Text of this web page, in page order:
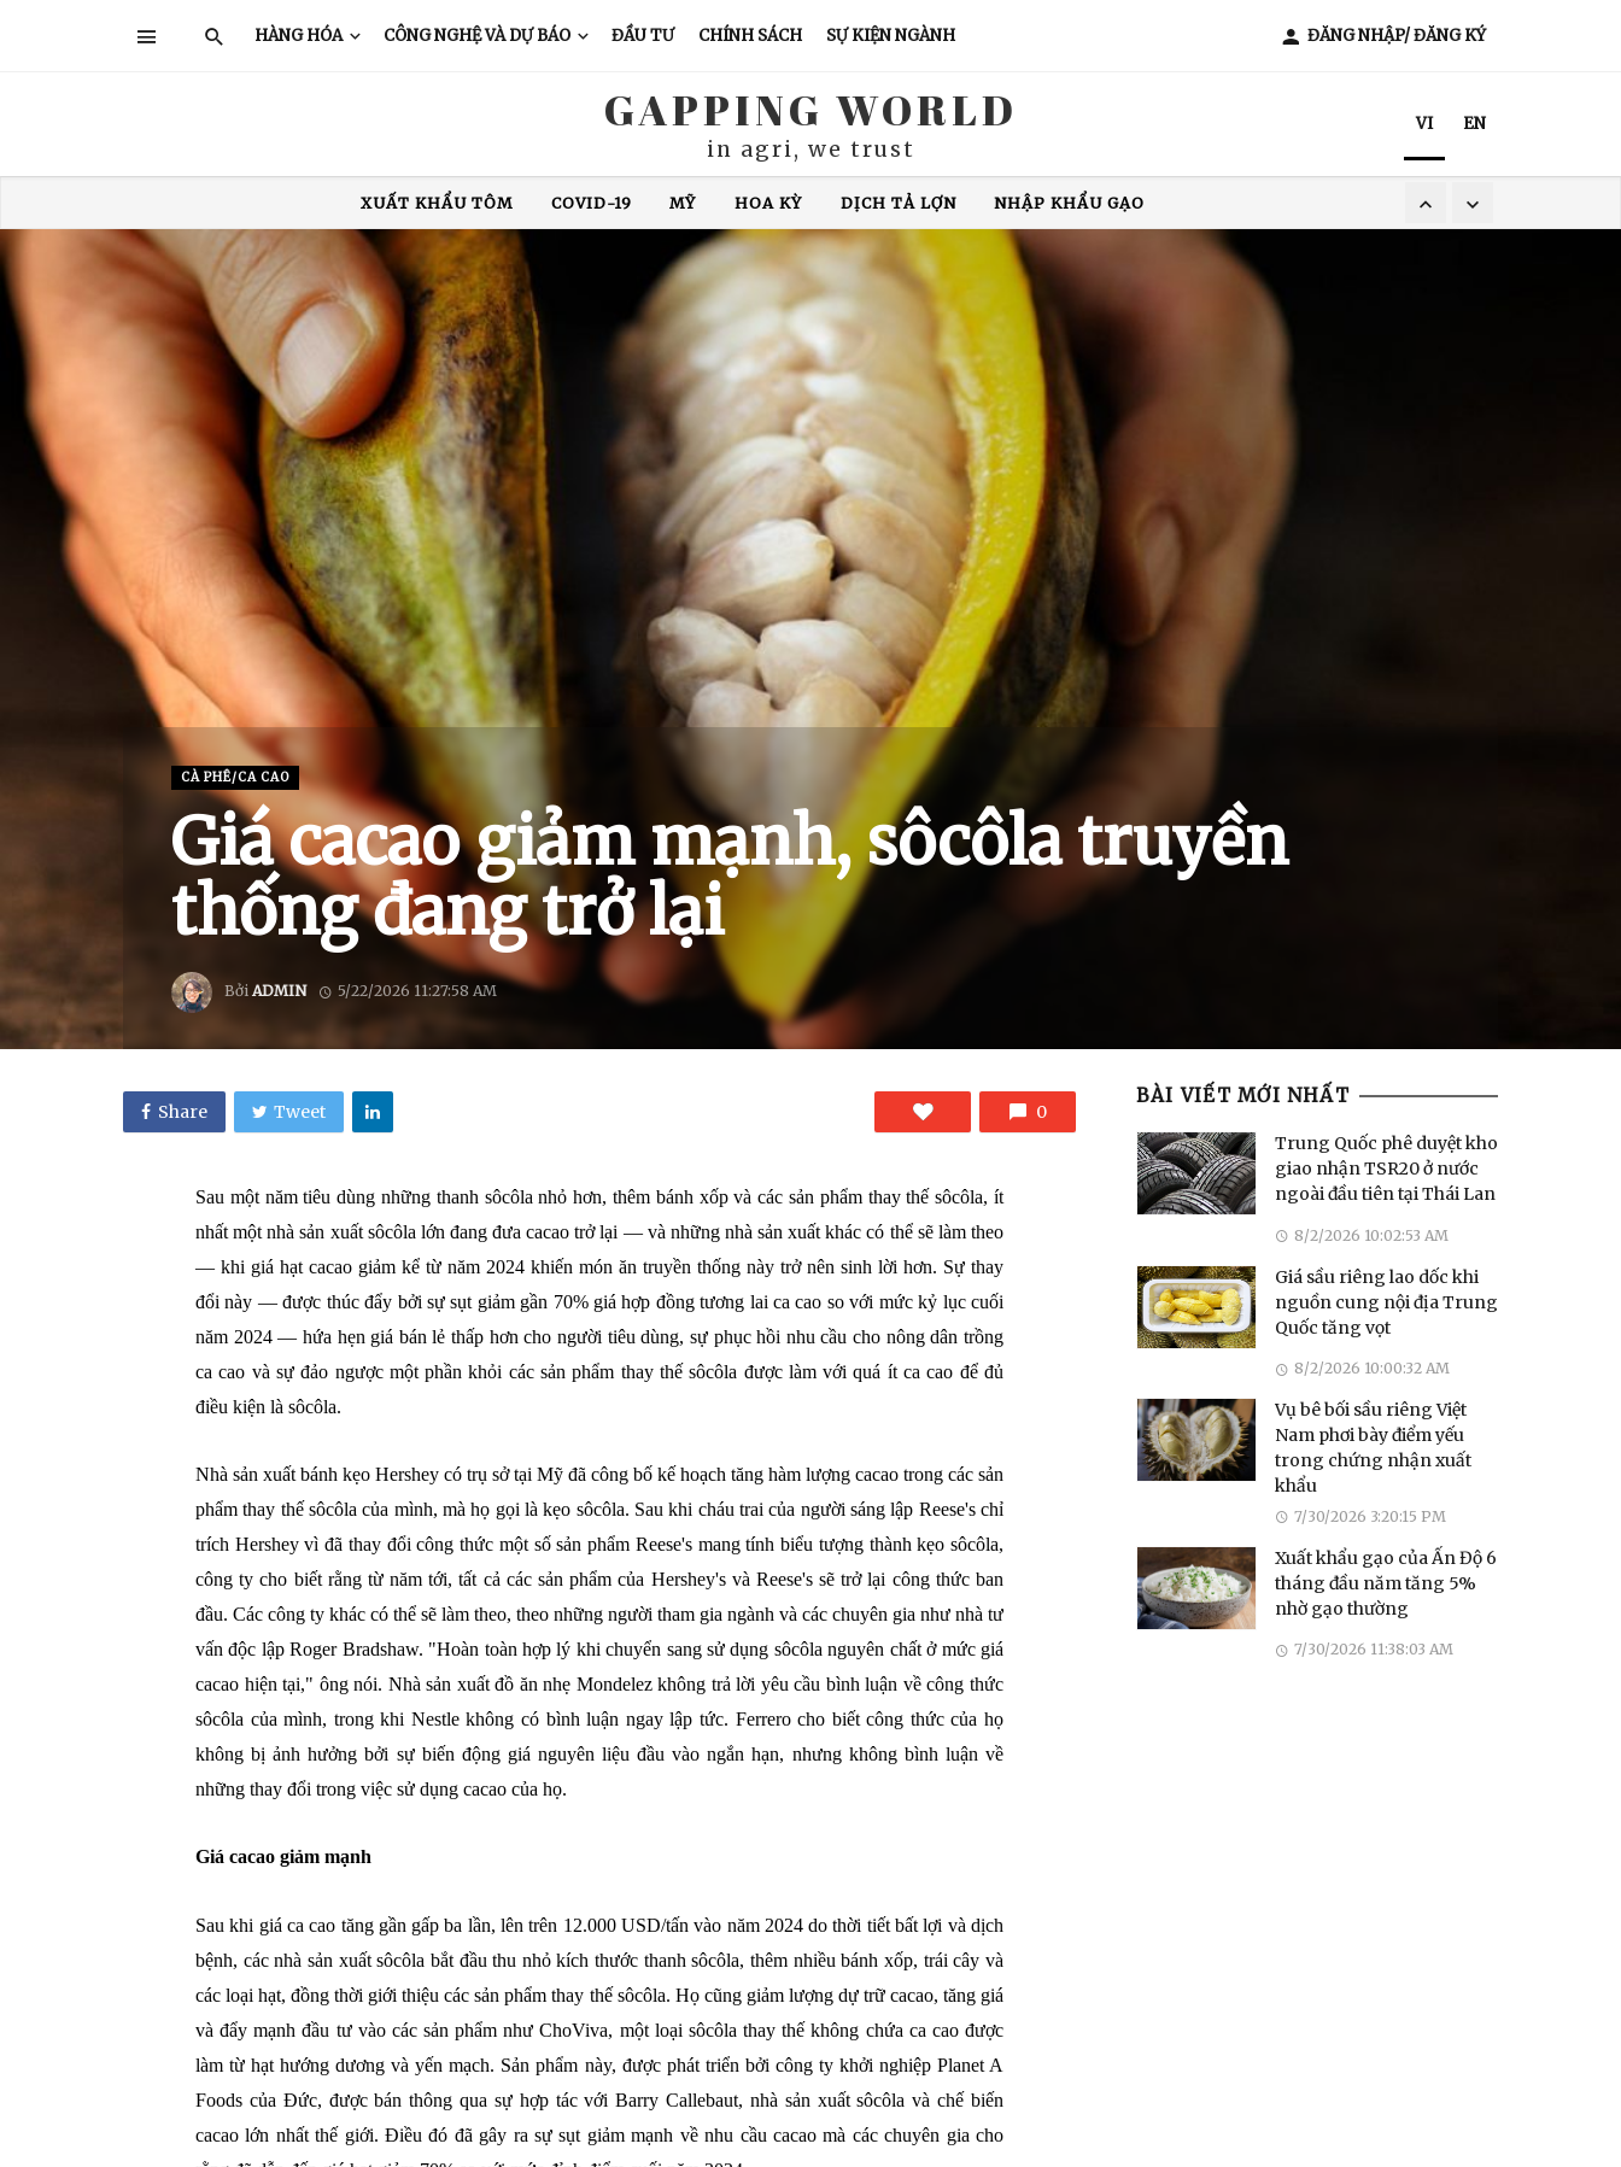
HÀNG HÓA CÔNG NGHỆ VÀ DỰ BÁO ĐẦU TƯ CHÍNH SÁCH SỰ KIỆN NGÀNH ĐĂNG NHẬP/ ĐĂNG KÝ
GAPPING WORLD
in agri, we trust
VI EN
XUẤT KHẨU THỦY SẢN GIÁ TÔM XUẤT KHẨU CÁ TRA CHĂN NUÔI LỢN GIÁ CÀ PHÊ
XUẤT KHẨU CÀ PHÊ
TRUNG QUỐC
XUẤT KHẨU GẠO THÁI LAN
XUẤT KHẨU TÔM
MỸ HOA KỲ DỊCH TẢ LỢN NHẬP KHẨU GẠO
CÀ PHÊ/CA CAO
Giá cacao giảm mạnh, sôcôla truyền
thống đang trở lại
Bởi ADMIN 5/22/2026 11:27:58 AM
Share Tweet 0
Sau một năm tiêu dùng những thanh sôcôla nhỏ hơn, thêm bánh xốp và các sản phẩm thay thế sôcôla, ít
nhất một nhà sản xuất sôcôla lớn đang đưa cacao trở lại — và những nhà sản xuất khác có thể sẽ làm theo
— khi giá hạt cacao giảm kể từ năm 2024 khiến món ăn truyền thống này trở nên sinh lời hơn. Sự thay
đổi này — được thúc đẩy bởi sự sụt giảm gần 70% giá hợp đồng tương lai ca cao so với mức kỷ lục cuối
năm 2024 — hứa hẹn giá bán lẻ thấp hơn cho người tiêu dùng, sự phục hồi nhu cầu cho nông dân trồng
ca cao và sự đảo ngược một phần khỏi các sản phẩm thay thế sôcôla được làm với quá ít ca cao để đủ
điều kiện là sôcôla.
Nhà sản xuất bánh kẹo Hershey có trụ sở tại Mỹ đã công bố kế hoạch tăng hàm lượng cacao trong các sản
phẩm thay thế sôcôla của mình, mà họ gọi là kẹo sôcôla. Sau khi cháu trai của người sáng lập Reese's chỉ
trích Hershey vì đã thay đổi công thức một số sản phẩm Reese's mang tính biểu tượng thành kẹo sôcôla,
công ty cho biết rằng từ năm tới, tất cả các sản phẩm của Hershey's và Reese's sẽ trở lại công thức ban
đầu. Các công ty khác có thể sẽ làm theo, theo những người tham gia ngành và các chuyên gia như nhà tư
vấn độc lập Roger Bradshaw. "Hoàn toàn hợp lý khi chuyển sang sử dụng sôcôla nguyên chất ở mức giá
cacao hiện tại," ông nói. Nhà sản xuất đồ ăn nhẹ Mondelez không trả lời yêu cầu bình luận về công thức
sôcôla của mình, trong khi Nestle không có bình luận ngay lập tức. Ferrero cho biết công thức của họ
không bị ảnh hưởng bởi sự biến động giá nguyên liệu đầu vào ngắn hạn, nhưng không bình luận về
những thay đổi trong việc sử dụng cacao của họ.
Giá cacao giảm mạnh
Sau khi giá ca cao tăng gần gấp ba lần, lên trên 12.000 USD/tấn vào năm 2024 do thời tiết bất lợi và dịch
bệnh, các nhà sản xuất sôcôla bắt đầu thu nhỏ kích thước thanh sôcôla, thêm nhiều bánh xốp, trái cây và
các loại hạt, đồng thời giới thiệu các sản phẩm thay thế sôcôla. Họ cũng giảm lượng dự trữ cacao, tăng giá
và đẩy mạnh đầu tư vào các sản phẩm như ChoViva, một loại sôcôla thay thế không chứa ca cao được
làm từ hạt hướng dương và yến mạch. Sản phẩm này, được phát triển bởi công ty khởi nghiệp Planet A
Foods của Đức, được bán thông qua sự hợp tác với Barry Callebaut, nhà sản xuất sôcôla và chế biến
cacao lớn nhất thế giới. Điều đó đã gây ra sự sụt giảm mạnh về nhu cầu cacao mà các chuyên gia cho
BÀI VIẾT MỚI NHẤT
Trung Quốc phê duyệt kho
giao nhận TSR20 ở nước
ngoài đầu tiên tại Thái Lan
8/2/2026 10:02:53 AM
Giá sầu riêng lao dốc khi
nguồn cung nội địa Trung
Quốc tăng vọt
8/2/2026 10:00:32 AM
Vụ bê bối sầu riêng Việt
Nam phơi bày điểm yếu
trong chứng nhận xuất
khẩu
7/30/2026 3:20:15 PM
Xuất khẩu gạo của Ấn Độ 6
tháng đầu năm tăng 5%
nhờ gạo thường
7/30/2026 11:38:03 AM